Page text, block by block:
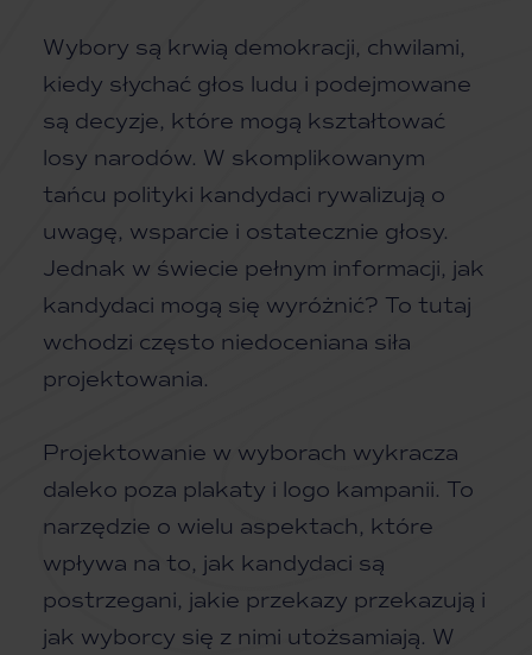
Wybory są krwią demokracji, chwilami,
kiedy słychać głos ludu i podejmowane
są decyzje, które mogą kształtować
losy narodów. W skomplikowanym
tańcu polityki kandydaci rywalizują o
uwagę, wsparcie i ostatecznie głosy.
Jednak w świecie pełnym informacji, jak
kandydaci mogą się wyróżnić? To tutaj
wchodzi często niedoceniana siła
projektowania.
Projektowanie w wyborach wykracza
daleko poza plakaty i logo kampanii. To
narzędzie o wielu aspektach, które
wpływa na to, jak kandydaci są
postrzegani, jakie przekazy przekazują i
jak wyborcy się z nimi utożsamiają. W